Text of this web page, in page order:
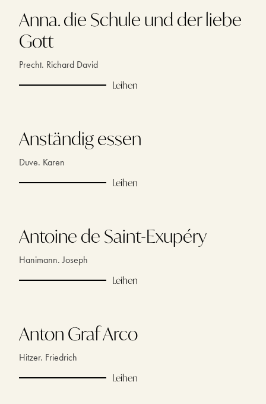
Anna. die Schule und der liebe
Gott
Precht. Richard David
Leihen
Anständig essen
Duve. Karen
Leihen
Antoine de Saint-Exupéry
Hanimann. Joseph
Leihen
Anton Graf Arco
Hitzer. Friedrich
Leihen